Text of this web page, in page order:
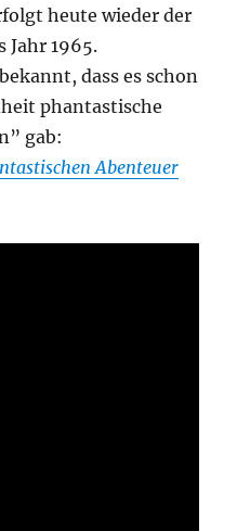
heute wieder der
Jahr 1965.
dass es schon
phantastische
gab:
Abenteuer